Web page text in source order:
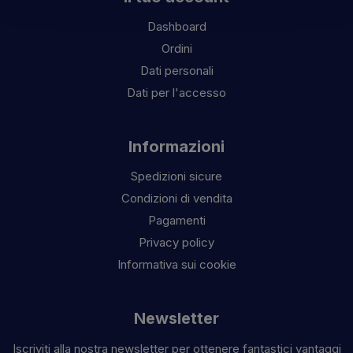
Dashboard
Ordini
Dati personali
Dati per l'accesso
Informazioni
Spedizioni sicure
Condizioni di vendita
Pagamenti
Privacy policy
Informativa sui cookie
Newsletter
Iscriviti alla nostra newsletter per ottenere fantastici vantaggi